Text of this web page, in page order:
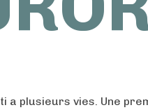
a plusieurs vies. Une